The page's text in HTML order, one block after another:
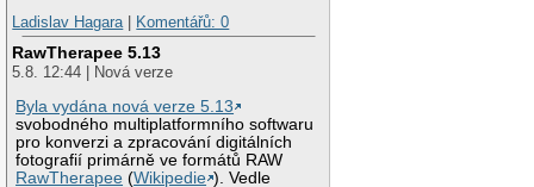
Ladislav Hagara
Komentářů: 0
RawTherapee 5.13
5.8. 12:44 | Nová verze
Byla vydána nová verze 5.13
svobodného multiplatformního softwaru
pro konverzi a zpracování digitálních
fotografií primárně ve formátů RAW
RawTherapee (Wikipedie ). Vedle